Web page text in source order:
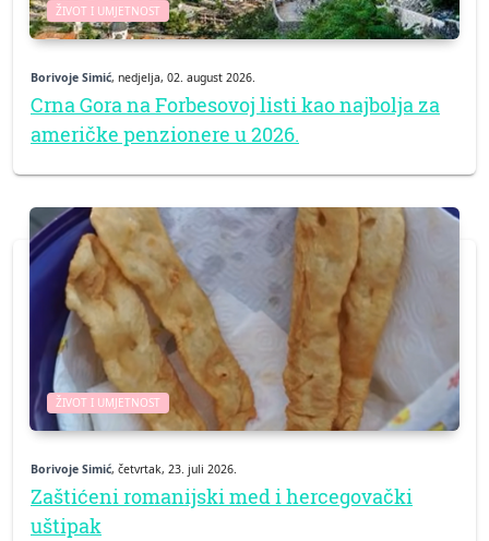
ŽIVOT I UMJETNOST
Borivoje Simić, nedjelja, 02. august 2026.
Crna Gora na Forbesovoj listi kao najbolja za
američke penzionere u 2026.
ŽIVOT I UMJETNOST
Borivoje Simić, četvrtak, 23. juli 2026.
Zaštićeni romanijski med i hercegovački
uštipak